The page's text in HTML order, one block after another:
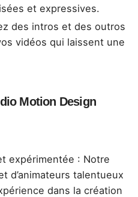
et expressives.
des intros et des outros
vidéos qui laissent une
Motion Design
expérimentée : Notre
d’animateurs talentueux
dans la création